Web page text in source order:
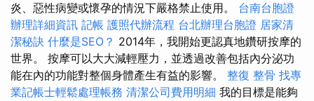
炎、惡性病變或懷孕的情況下嚴格禁止使用。 台南台胞證
辦理詳細資訊 記帳 護照代辦流程 台北辦理台胞證 居家清
潔秘訣 什麼是SEO？ 2014年，我開始更認真地鑽研按摩的
世界。 按摩可以大大減輕壓力，並透過改善包括內分泌功
能在內的功能對整個身體產生有益的影響。 整復 整骨 找專
業記帳士輕鬆處理帳務 清潔公司費用明細 我的目標是能夠